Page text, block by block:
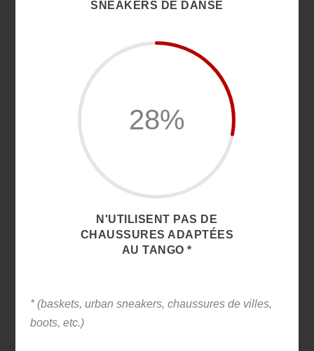
SNEAKERS DE DANSE
28%
N'UTILISENT PAS DE
CHAUSSURES ADAPTÉES
AU TANGO *
* (baskets, urban sneakers, chaussures de villes,
boots, etc.)